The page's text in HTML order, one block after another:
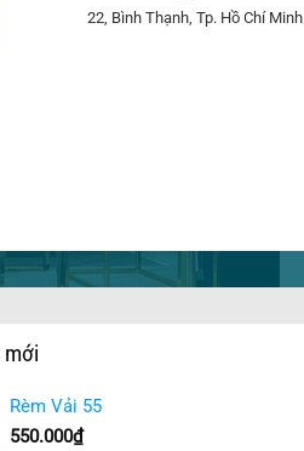
22, Bình Thạnh, Tp. Hồ Chí Minh
mới
Rèm Vải 55
550.000₫